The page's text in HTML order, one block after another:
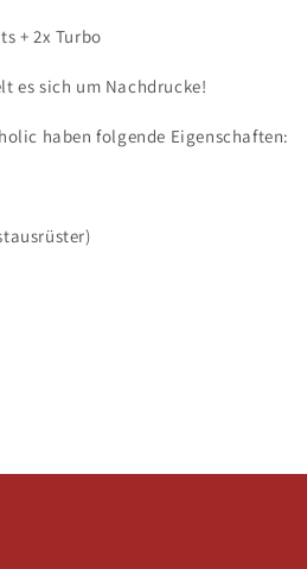
+ 2x Turbo
es sich um Nachdrucke!
haben folgende Eigenschaften: